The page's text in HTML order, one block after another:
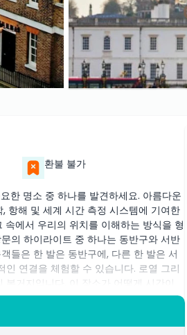
환불 불가
한 명소 중 하나를 발견하세요. 아름다운
항해 및 세계 시간 측정 시스템에 기여한
에서 우리의 위치를 이해하는 방식을 형
의 하이라이트 중 하나는 동반구와 서반
들은 한 발은 동반구에, 다른 한 발은 서
연결을 체험할 수 있습니다. 로열 그리
거지입니다. 이 장소가 어떻게 시간이
부에서는 역사적인 망원경, 과학 기구, 시
습니다. 선원들이 바다를 항해하는 데 도
대 세계를 형성한 과학을 매력적으로 보